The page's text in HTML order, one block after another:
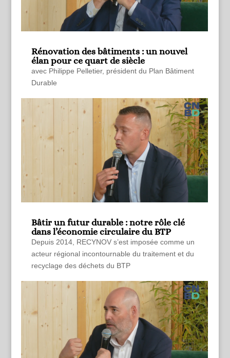
Rénovation des bâtiments : un nouvel
élan pour ce quart de siècle
avec Philippe Pelletier, président du Plan Bâtiment
Durable
Bâtir un futur durable : notre rôle clé
dans l’économie circulaire du BTP
Depuis 2014, RECYNOV s’est imposée comme un
acteur régional incontournable du traitement et du
recyclage des déchets du BTP